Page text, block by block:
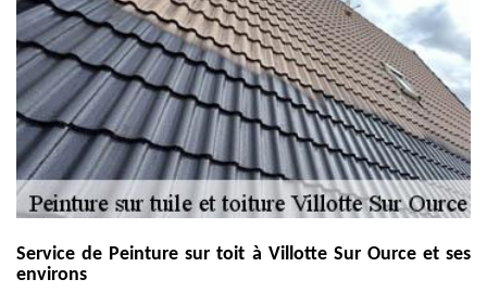
Service de Peinture sur toit à Villotte Sur Ource et ses
environs